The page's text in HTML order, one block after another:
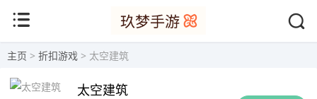
主页 > 折扣游戏 > 太空建筑
太空建筑